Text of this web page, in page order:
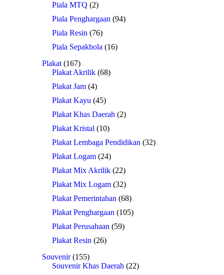
Piala MTQ (2)
Piala Penghargaan (94)
Piala Resin (76)
Piala Sepakbola (16)
Plakat (167)
Plakat Akrilik (68)
Plakat Jam (4)
Plakat Kayu (45)
Plakat Khas Daerah (2)
Plakat Kristal (10)
Plakat Lembaga Pendidikan (32)
Plakat Logam (24)
Plakat Mix Akrilik (22)
Plakat Mix Logam (32)
Plakat Pemerintahan (68)
Plakat Penghargaan (105)
Plakat Perusahaan (59)
Plakat Resin (26)
Souvenir (155)
Souvenir Khas Daerah (22)